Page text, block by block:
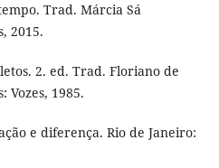
Trad. Márcia Sá
2015.
2. ed. Trad. Floriano de
Vozes, 1985.
e diferença. Rio de Janeiro: